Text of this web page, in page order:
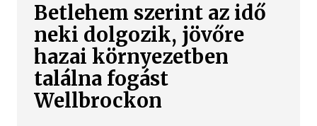
Betlehem szerint az idő
neki dolgozik, jövőre
hazai környezetben
találna fogást
Wellbrockon